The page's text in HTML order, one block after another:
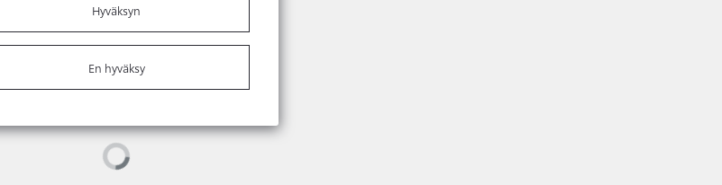
Hyväksyn
En hyväksy